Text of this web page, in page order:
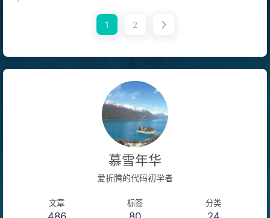
1 2
慕雪年华
爱折腾的代码初学者
文章 标签 分类